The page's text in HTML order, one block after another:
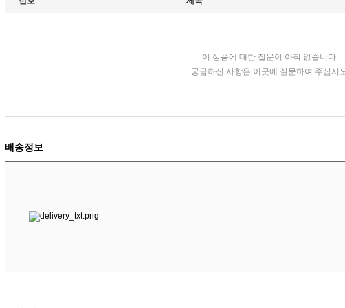
이 상품에 대한 질문이 아직 없습니다.
궁금하신 사항은 이곳에 질문하여 주십시
배송정보